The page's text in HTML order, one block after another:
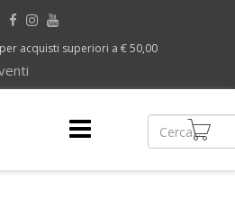
acquisti superiori a € 50,00